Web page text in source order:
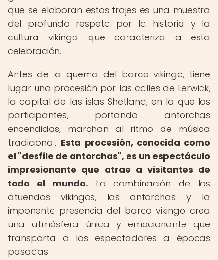
que se elaboran estos trajes es una muestra
del profundo respeto por la historia y la
cultura vikinga que caracteriza a esta
celebración.
Antes de la quema del barco vikingo, tiene
lugar una procesión por las calles de Lerwick,
la capital de las islas Shetland, en la que los
participantes, portando antorchas
encendidas, marchan al ritmo de música
tradicional. Esta procesión, conocida como
el "desfile de antorchas", es un espectáculo
impresionante que atrae a visitantes de
todo el mundo. La combinación de los
atuendos vikingos, las antorchas y la
imponente presencia del barco vikingo crea
una atmósfera única y emocionante que
transporta a los espectadores a épocas
pasadas.